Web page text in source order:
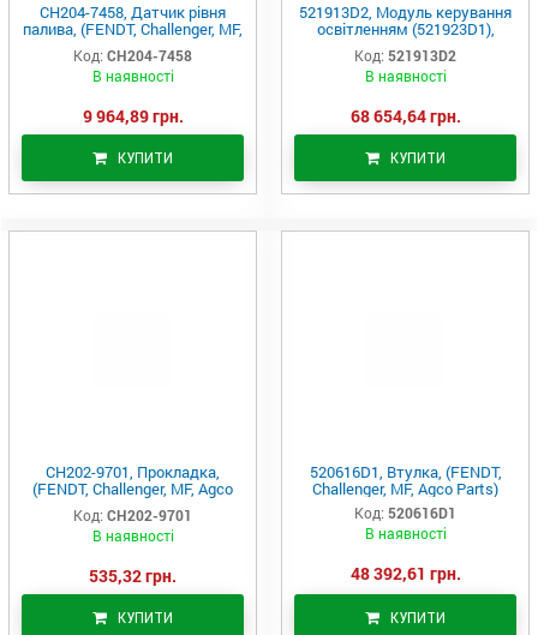
CH204-7458, Датчик рівня
палива, (FENDT, Challenger, MF,
Agco Parts)
Код: CH204-7458
В наявності
9 964,89 грн.
КУПИТИ
521913D2, Модуль керування
освітленням (521923D1),
(FENDT, Challenger, MF, Agco
Parts)
Код: 521913D2
В наявності
68 654,64 грн.
КУПИТИ
CH202-9701, Прокладка,
(FENDT, Challenger, MF, Agco
Parts)
Код: CH202-9701
В наявності
535,32 грн.
КУПИТИ
520616D1, Втулка, (FENDT,
Challenger, MF, Agco Parts)
Код: 520616D1
В наявності
48 392,61 грн.
КУПИТИ